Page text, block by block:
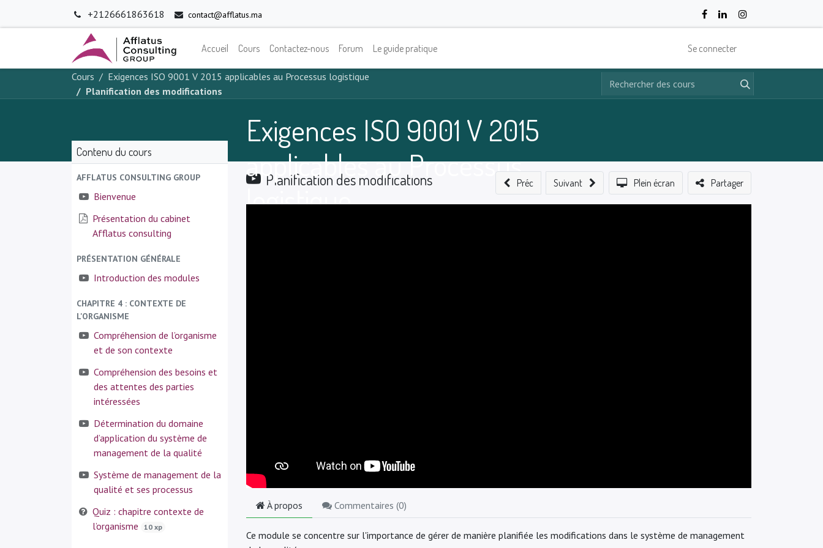
+2126661863618 contact@afflatus.ma
Accueil Cours Contactez-nous Forum Le guide pratique Se connecter
Cours
Exigences ISO 9001 V 2015 applicables au Processus logistique
Planification des modifications
Exigences ISO 9001 V 2015
applicables au Processus
logistique
Contenu du cours
AFFLATUS CONSULTING GROUP
Bienvenue
Présentation du cabinet
Afflatus consulting
PRÉSENTATION GÉNÉRALE
Introduction des modules
CHAPITRE 4 : CONTEXTE DE
L'ORGANISME
Compréhension de l’organisme
et de son contexte
Compréhension des besoins et
des attentes des parties
intéressées
Détermination du domaine
d’application du système de
management de la qualité
Système de management de la
qualité et ses processus
Quiz : chapitre contexte de
l’organisme
10 xp
Planification des modifications Préc Suivant Plein écran Partager
À propos Commentaires (0)
Ce module se concentre sur l'importance de gérer de manière planifiée les modifications dans le système de management